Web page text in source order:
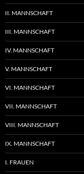
II. MANNSCHAFT
III. MANNSCHAFT
IV. MANNSCHAFT
V. MANNSCHAFT
VI. MANNSCHAFT
VII. MANNSCHAFT
VIII. MANNSCHAFT
IX. MANNSCHAFT
I. FRAUEN